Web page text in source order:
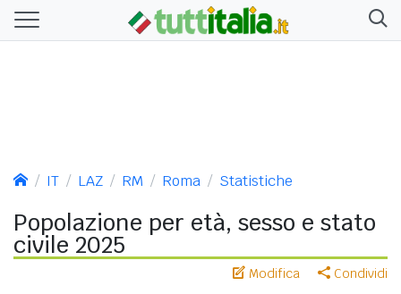
IT LAZ RM Roma Statistiche
Popolazione per età, sesso e stato
civile 2025
Modifica Condividi